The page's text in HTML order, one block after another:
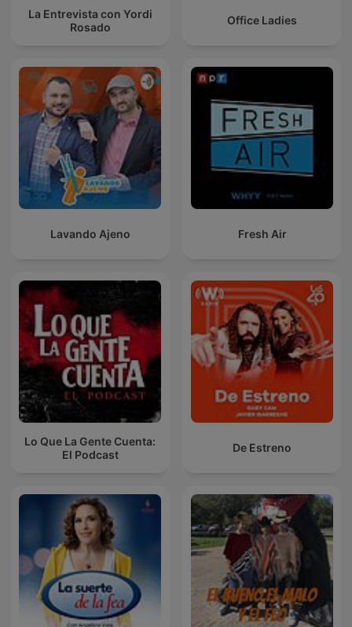
La Entrevista con Yordi
Rosado
Office Ladies
Lavando Ajeno Fresh Air
Lo Que La Gente Cuenta:
El Podcast
De Estreno